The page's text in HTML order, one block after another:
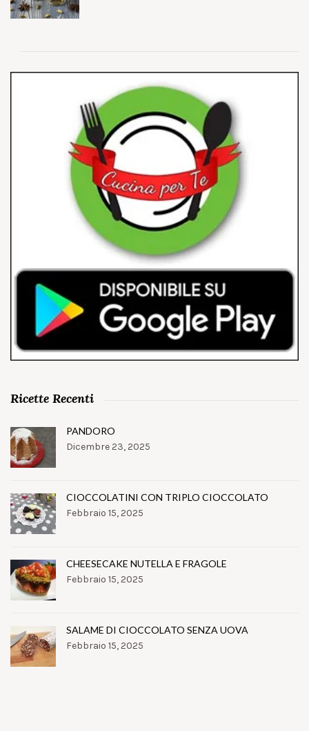
Ricette Recenti
PANDORO
Dicembre 23, 2025
CIOCCOLATINI CON TRIPLO CIOCCOLATO
Febbraio 15, 2025
CHEESECAKE NUTELLA E FRAGOLE
Febbraio 15, 2025
SALAME DI CIOCCOLATO SENZA UOVA
Febbraio 15, 2025